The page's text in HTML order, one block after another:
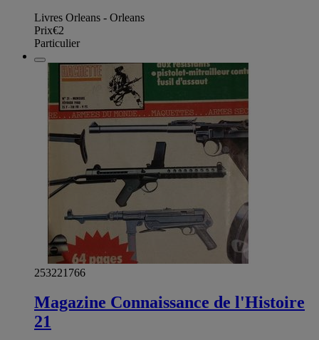
Livres Orleans - Orleans
Prix€2
Particulier
253221766
Magazine Connaissance de l'Histoire
21